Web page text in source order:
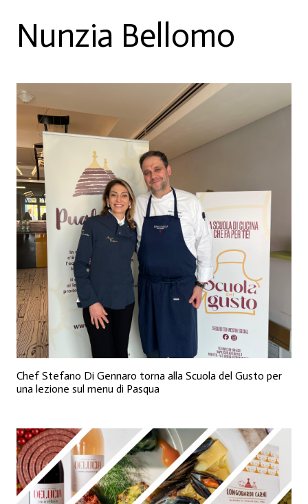
Nunzia Bellomo
Chef Stefano Di Gennaro torna alla Scuola del Gusto per
una lezione sul menu di Pasqua